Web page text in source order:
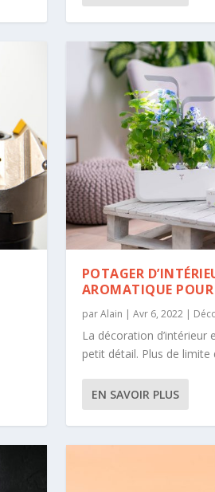
POTAGER
AROMATIQUE
parAlain | Avr 6, 2022|
La décoration d’intérieur
petit détail. Plus de limite
EN SAVOIR PLUS